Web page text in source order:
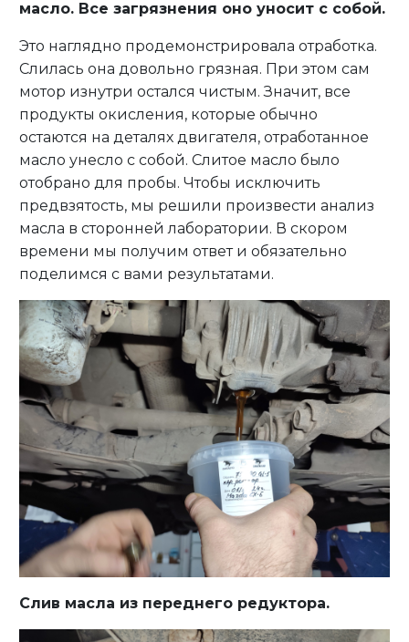
масло. Все загрязнения оно уносит с собой.
Это наглядно продемонстрировала отработка.
Слилась она довольно грязная. При этом сам
мотор изнутри остался чистым. Значит, все
продукты окисления, которые обычно
остаются на деталях двигателя, отработанное
масло унесло с собой. Слитое масло было
отобрано для пробы. Чтобы исключить
предвзятость, мы решили произвести анализ
масла в сторонней лаборатории. В скором
времени мы получим ответ и обязательно
поделимся с вами результатами.
Слив масла из переднего редуктора.